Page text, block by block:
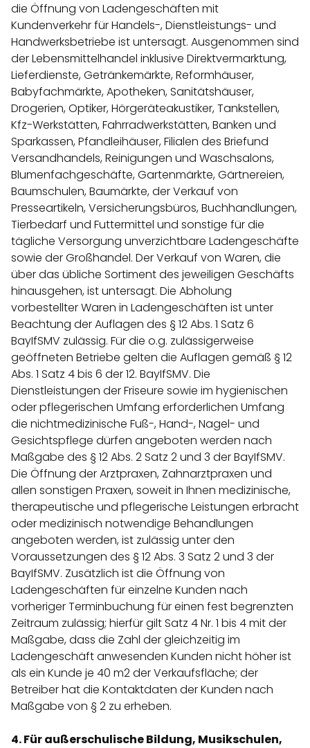
die Öffnung von Ladengeschäften mit
Kundenverkehr für Handels-, Dienstleistungs- und
Handwerksbetriebe ist untersagt. Ausgenommen sind
der Lebensmittelhandel inklusive Direktvermarktung,
Lieferdienste, Getränkemärkte, Reformhäuser,
Babyfachmärkte, Apotheken, Sanitätshäuser,
Drogerien, Optiker, Hörgeräteakustiker, Tankstellen,
Kfz-Werkstätten, Fahrradwerkstätten, Banken und
Sparkassen, Pfandleihäuser, Filialen des Briefund
Versandhandels, Reinigungen und Waschsalons,
Blumenfachgeschäfte, Gartenmärkte, Gärtnereien,
Baumschulen, Baumärkte, der Verkauf von
Presseartikeln, Versicherungsbüros, Buchhandlungen,
Tierbedarf und Futtermittel und sonstige für die
tägliche Versorgung unverzichtbare Ladengeschäfte
sowie der Großhandel. Der Verkauf von Waren, die
über das übliche Sortiment des jeweiligen Geschäfts
hinausgehen, ist untersagt. Die Abholung
vorbestellter Waren in Ladengeschäften ist unter
Beachtung der Auflagen des § 12 Abs. 1 Satz 6
BayIfSMV zulässig. Für die o.g. zulässigerweise
geöffneten Betriebe gelten die Auflagen gemäß § 12
Abs. 1 Satz 4 bis 6 der 12. BayIfSMV. Die
Dienstleistungen der Friseure sowie im hygienischen
oder pflegerischen Umfang erforderlichen Umfang
die nichtmedizinische Fuß-, Hand-, Nagel- und
Gesichtspflege dürfen angeboten werden nach
Maßgabe des § 12 Abs. 2 Satz 2 und 3 der BayIfSMV.
Die Öffnung der Arztpraxen, Zahnarztpraxen und
allen sonstigen Praxen, soweit in Ihnen medizinische,
therapeutische und pflegerische Leistungen erbracht
oder medizinisch notwendige Behandlungen
angeboten werden, ist zulässig unter den
Voraussetzungen des § 12 Abs. 3 Satz 2 und 3 der
BayIfSMV. Zusätzlich ist die Öffnung von
Ladengeschäften für einzelne Kunden nach
vorheriger Terminbuchung für einen fest begrenzten
Zeitraum zulässig; hierfür gilt Satz 4 Nr. 1 bis 4 mit der
Maßgabe, dass die Zahl der gleichzeitig im
Ladengeschäft anwesenden Kunden nicht höher ist
als ein Kunde je 40 m2 der Verkaufsfläche; der
Betreiber hat die Kontaktdaten der Kunden nach
Maßgabe von § 2 zu erheben.
4. Für außerschulische Bildung, Musikschulen,